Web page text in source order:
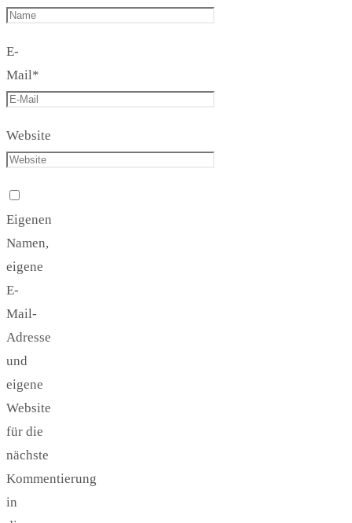
E-
Mail*
Website
Eigenen
Namen,
eigene
E-
Mail-
Adresse
und
eigene
Website
für die
nächste
Kommentierung
in